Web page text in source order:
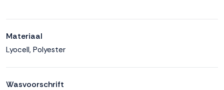
Materiaal
Lyocell, Polyester
Wasvoorschrift